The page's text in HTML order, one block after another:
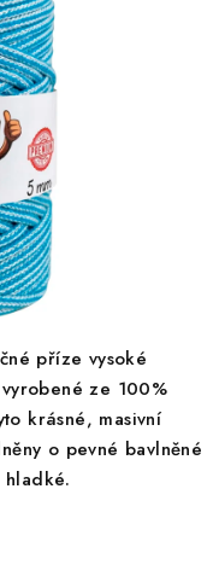
příze vysoké
ze 100%
krásné, masivní
o pevné bavlněné